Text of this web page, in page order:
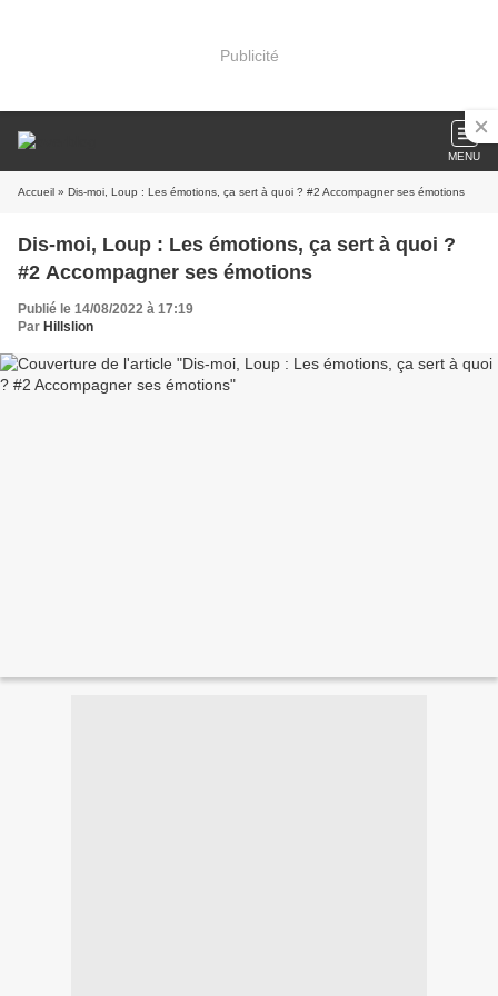
Publicité
MENU
Accueil » Dis-moi, Loup : Les émotions, ça sert à quoi ? #2 Accompagner ses émotions
Dis-moi, Loup : Les émotions, ça sert à quoi ?
#2 Accompagner ses émotions
Publié le 14/08/2022 à 17:19
Par Hillslion